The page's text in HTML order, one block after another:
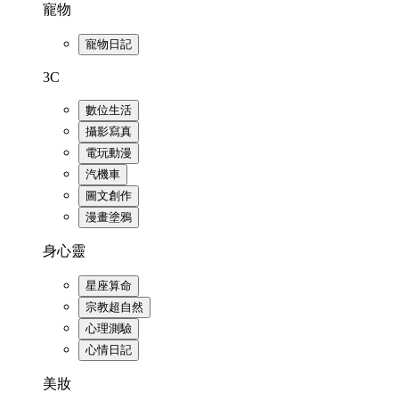
寵物
寵物日記
3C
數位生活
攝影寫真
電玩動漫
汽機車
圖文創作
漫畫塗鴉
身心靈
星座算命
宗教超自然
心理測驗
心情日記
美妝